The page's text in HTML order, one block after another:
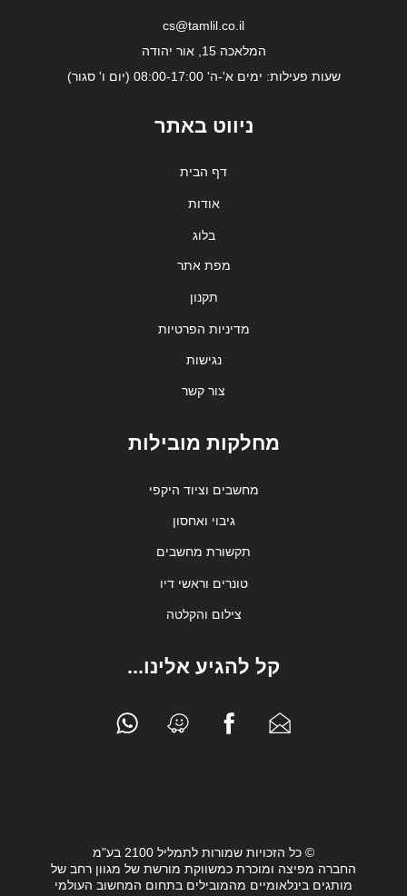
cs@tamlil.co.il
המלאכה 15, אור יהודה
שעות פעילות: ימים א'-ה' 08:00-17:00 (יום ו' סגור)
ניווט באתר
דף הבית
אודות
בלוג
מפת אתר
תקנון
מדיניות הפרטיות
נגישות
צור קשר
מחלקות מובילות
מחשבים וציוד היקפי
גיבוי ואחסון
תקשורת מחשבים
טונרים וראשי דיו
צילום והקלטה
קל להגיע אלינו...
© כל הזכויות שמורות לתמליל 2100 בע"מ
החברה מפיצה ומוכרת כמשווקת מורשת של מגוון רחב של
מותגים בינלאומיים מהמובילים בתחום המחשוב העולמי